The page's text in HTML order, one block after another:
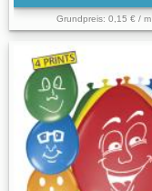
Grundpreis: 0,15 € / m